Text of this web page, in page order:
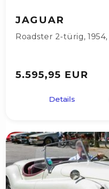
JAGUAR
Roadster 2-türig, 1954,
5.595,95 EUR
Details